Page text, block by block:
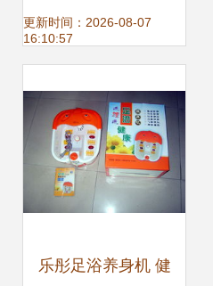
保健仪器 家庭健康
更新时间：2026-08-07
16:10:57
乐彤足浴养身机 健